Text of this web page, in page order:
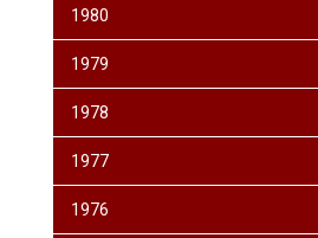
1980
1979
1978
1977
1976